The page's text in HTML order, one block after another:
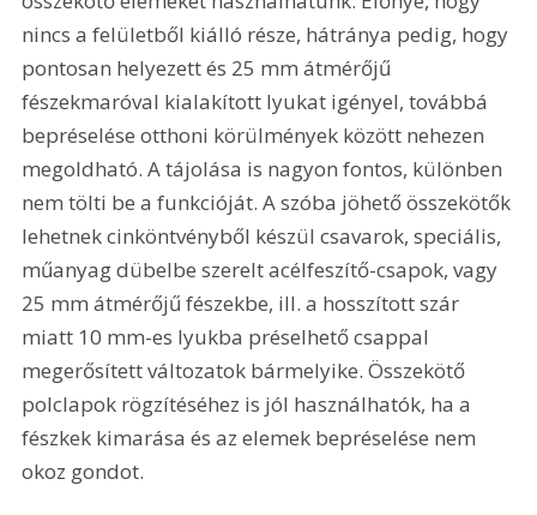
nincs a felületből kiálló része, hátránya pedig, hogy
pontosan helyezett és 25 mm átmérőjű
fészekmaróval kialakított lyukat igényel, továbbá
bepréselése otthoni körülmények között nehezen
megoldható. A tájolása is nagyon fontos, különben
nem tölti be a funkcióját. A szóba jöhető összekötők
lehetnek cinköntvényből készül csavarok, speciális,
műanyag dübelbe szerelt acélfeszítő-csapok, vagy
25 mm átmérőjű fészekbe, ill. a hosszított szár
miatt 10 mm-es lyukba préselhető csappal
megerősített változatok bármelyike. Összekötő
polclapok rögzítéséhez is jól használhatók, ha a
fészkek kimarása és az elemek bepréselése nem
okoz gondot.